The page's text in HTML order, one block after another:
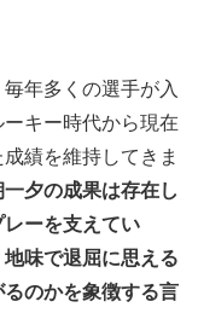
年多くの選手が入
キー時代から現在
績を維持してきま
一夕の成果は存在し
ーを支えてい
地味で退屈に思える
のかを象徴する言